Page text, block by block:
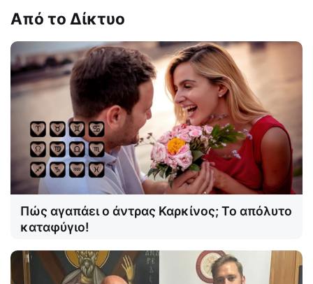
Από το Δίκτυο
Πώς αγαπάει ο άντρας Καρκίνος; Το απόλυτο
καταφύγιο!